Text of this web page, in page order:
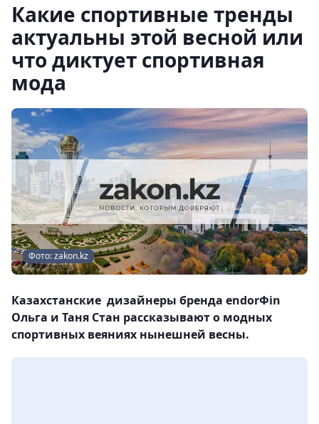
Какие спортивные тренды
актуальны этой весной или
что диктует спортивная
мода
Фото: zakon.kz
Казахстанские дизайнеры бренда endorФin
Ольга и Таня Стан рассказывают о модных
спортивных веяниях нынешней весны.